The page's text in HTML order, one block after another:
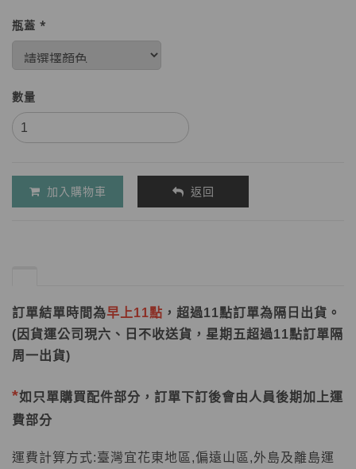
瓶蓋 *
數量
加入購物車 返回
訂單結單時間為早上11點 ，超過11點訂單為隔日出貨。
(因貨運公司現六、日不收送貨，星期五超過11點訂單隔
周一出貨)
*如只單購買配件部分，訂單下訂後會由人員後期加上運
費部分
運費計算方式:臺灣宜花東地區,偏遠山區,外島及離島運